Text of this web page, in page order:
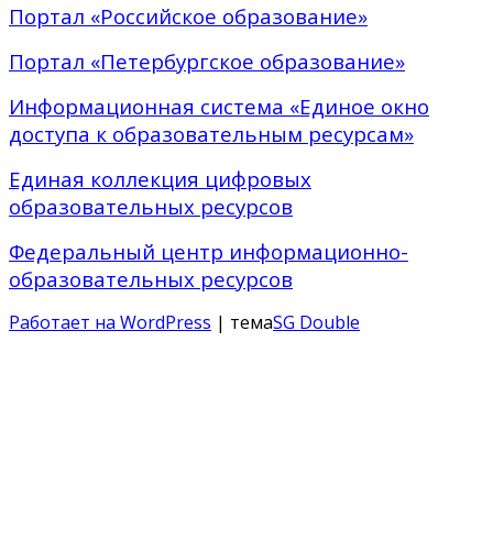
Портал «Российское образование»
Портал «Петербургское образование»
Информационная система «Единое окно
доступа к образовательным ресурсам»
Единая коллекция цифровых
образовательных ресурсов
Федеральный центр информационно-
образовательных ресурсов
Работает на WordPress | темаSG Double